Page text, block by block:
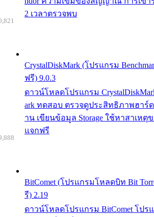
2 เวลาตรวจพบ
CrystalDiskMark (โปรแกรม
ฟรี) 9.0.3
ดาวน์โหลดโปรแกรม
ark ทดสอบ ตรวจดูประสิทธิภาพฮาร์
าน เขียนข้อมูล Storage ใช้หาสาเหตุข
แจกฟรี
BitComet (โปรแกรมโหลดบิท Bit
รี) 2.19
ดาวน์โหลดโปรแกรม BitComet โปร